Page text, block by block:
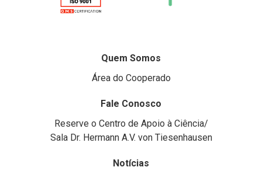
Quem Somos
Área do Cooperado
Fale Conosco
Reserve o Centro de Apoio à Ciência/
Sala Dr. Hermann A.V. von Tiesenhausen
Notícias